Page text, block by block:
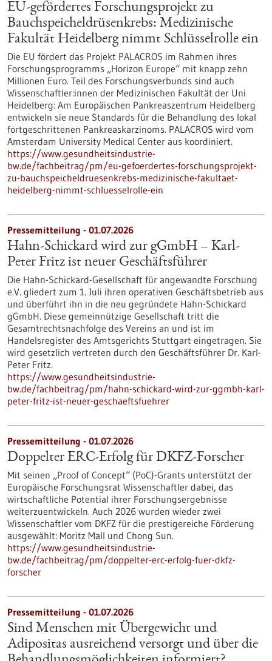
EU-gefördertes Forschungsprojekt zu
Bauchspeicheldrüsenkrebs: Medizinische
Fakultät Heidelberg nimmt Schlüsselrolle ein
Die EU fördert das Projekt PALACROS im Rahmen ihres
Forschungsprogramms „Horizon Europe“ mit knapp zehn
Millionen Euro. Teil des Forschungsverbunds sind auch
Wissenschaftler:innen der Medizinischen Fakultät der Uni
Heidelberg: Am Europäischen Pankreaszentrum Heidelberg
entwickeln sie neue Standards für die Behandlung des lokal
fortgeschrittenen Pankreaskarzinoms. PALACROS wird vom
Amsterdam University Medical Center aus koordiniert.
https://www.gesundheitsindustrie-
bw.de/fachbeitrag/pm/eu-gefoerdertes-forschungsprojekt-
zu-bauchspeicheldruesenkrebs-medizinische-fakultaet-
heidelberg-nimmt-schluesselrolle-ein
Pressemitteilung - 01.07.2026
Hahn-Schickard wird zur gGmbH – Karl-
Peter Fritz ist neuer Geschäftsführer
Die Hahn-Schickard-Gesellschaft für angewandte Forschung
e.V. gliedert zum 1. Juli ihren operativen Geschäftsbetrieb aus
und überführt ihn in die neu gegründete Hahn-Schickard
gGmbH. Diese gemeinnützige Gesellschaft tritt die
Gesamtrechtsnachfolge des Vereins an und ist im
Handelsregister des Amtsgerichts Stuttgart eingetragen. Sie
wird gesetzlich vertreten durch den Geschäftsführer Dr. Karl-
Peter Fritz.
https://www.gesundheitsindustrie-
bw.de/fachbeitrag/pm/hahn-schickard-wird-zur-ggmbh-karl-
peter-fritz-ist-neuer-geschaeftsfuehrer
Pressemitteilung - 01.07.2026
Doppelter ERC-Erfolg für DKFZ-Forscher
Mit seinen „Proof of Concept“ (PoC)-Grants unterstützt der
Europäische Forschungsrat Wissenschaftler dabei, das
wirtschaftliche Potential ihrer Forschungsergebnisse
weiterzuentwickeln. Auch 2026 wurden wieder zwei
Wissenschaftler vom DKFZ für die prestigereiche Förderung
ausgewählt: Moritz Mall und Chong Sun.
https://www.gesundheitsindustrie-
bw.de/fachbeitrag/pm/doppelter-erc-erfolg-fuer-dkfz-
forscher
Pressemitteilung - 01.07.2026
Sind Menschen mit Übergewicht und
Adipositas ausreichend versorgt und über die